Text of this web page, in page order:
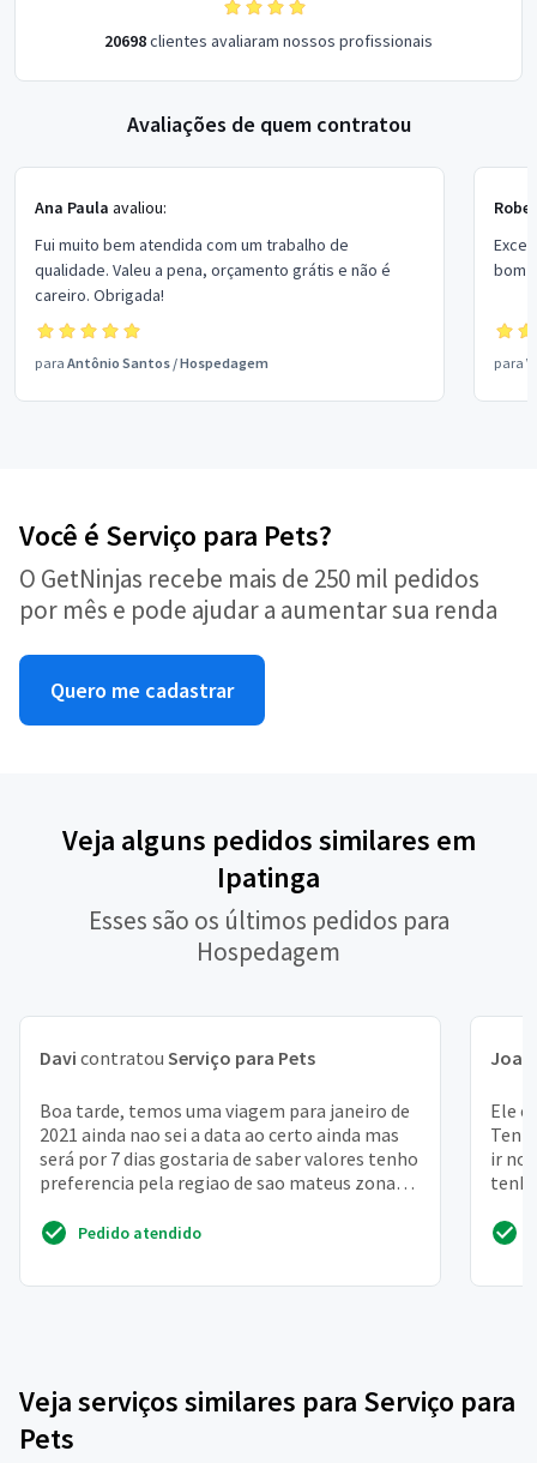
20698clientes avaliaram nossos profissionais
Avaliações de quem contratou
Ana Paula avaliou:
Fui muito bem atendida com um trabalho de
qualidade. Valeu a pena, orçamento grátis e não é
careiro. Obrigada!
para Antônio Santos /Hospedagem
bom
para
Você é Serviço para Pets?
O GetNinjas recebe mais de 250 mil pedidos
por mês e pode ajudar a aumentar sua renda
Quero me cadastrar
Veja alguns pedidos similares em
Ipatinga
Esses são os últimos pedidos para
Hospedagem
Davi contratou Serviço para Pets
Boa tarde, temos uma viagem para janeiro de
2021 ainda nao sei a data ao certo ainda mas
será por 7 dias gostaria de saber valores tenho
preferencia pela regiao de sao mateus zona
Pedido atendido
Ele é
ir no
Veja serviços similares para Serviço para
Pets